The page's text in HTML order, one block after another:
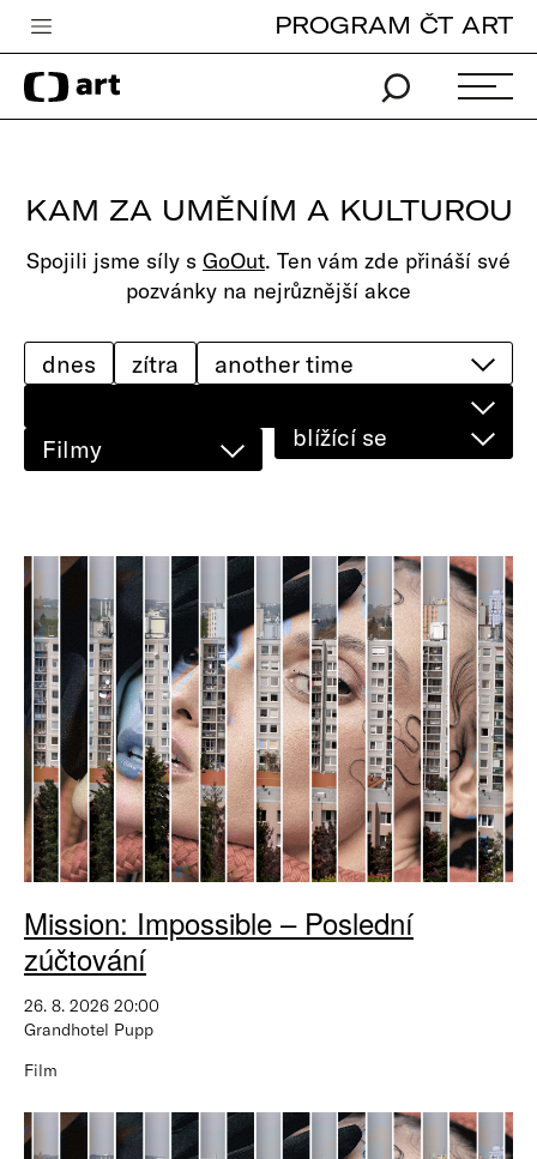
Česká televize
Zpravodajství
iVysílání
TV program
edu
PROGRAM ČT ART
KAM ZA UMĚNÍM A KULTUROU
Spojili jsme síly s GoOut. Ten vám zde přináší své
pozvánky na nejrůznější akce
Filmy
dnes zítra
blížící se
Mission: Impossible – Poslední
zúčtování
26. 8. 2026 20:00
Grandhotel Pupp
Film